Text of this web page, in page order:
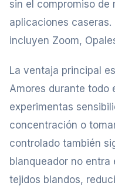
sin el compromiso de
aplicaciones
incluyen Zoom,
La ventaja principal
Amores durante todo
experimentas
concentración o
controlado también
blanqueador no
tejidos blandos,